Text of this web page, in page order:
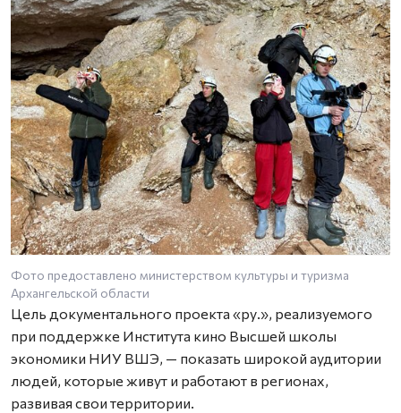
Фото предоставлено министерством культуры и туризма
Архангельской области
Цель документального проекта «ру.», реализуемого
при поддержке Института кино Высшей школы
экономики НИУ ВШЭ, — показать широкой аудитории
людей, которые живут и работают в регионах,
развивая свои территории.